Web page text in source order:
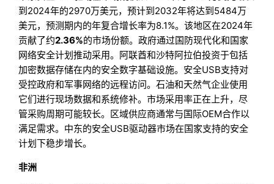
到2024年的2970万美元，预计到2032年将达到5484万
美元，预测期内的年复合增长率为8.1%。该地区在2024年
贡献了约2.36%的市场份额。政府通过国防现代化和国家
网络安全计划推动采用。阿联酋和沙特阿拉伯投资于包括
加密数据存储在内的安全数字基础设施。安全USB支持对
受控政府和军事网络的远程访问。石油和天然气企业使用
它们进行现场数据和系统修补。市场采用率正在上升，尽
管采购周期可能较长。区域供应商通常与国际OEM合作以
满足需求。中东的安全USB驱动器市场在国家支持的安全
计划下稳步增长。
非洲